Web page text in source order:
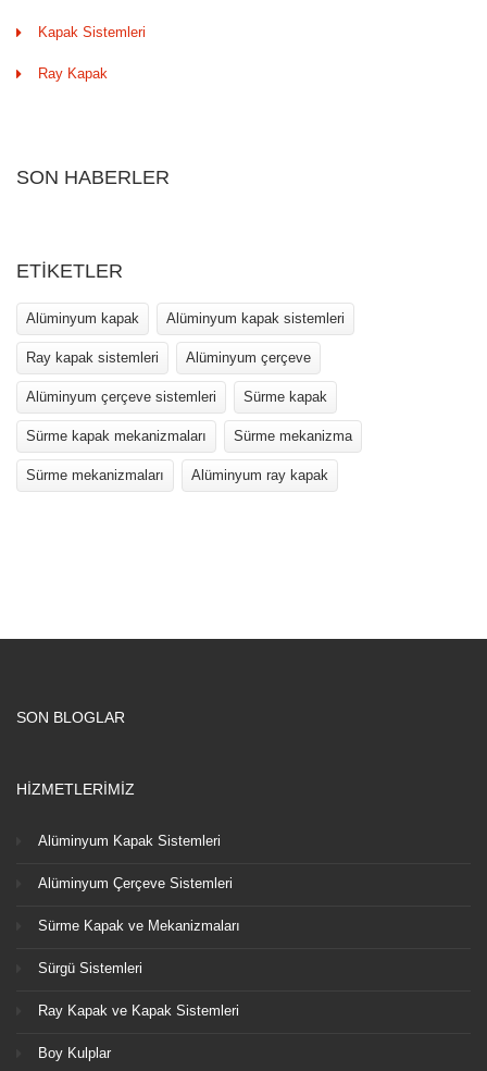
Kapak Sistemleri
Ray Kapak
SON HABERLER
ETİKETLER
Alüminyum kapak Alüminyum kapak sistemleri
Ray kapak sistemleri Alüminyum çerçeve
Alüminyum çerçeve sistemleri Sürme kapak
Sürme kapak mekanizmaları Sürme mekanizma
Sürme mekanizmaları Alüminyum ray kapak
SON BLOGLAR
HİZMETLERİMİZ
Alüminyum Kapak Sistemleri
Alüminyum Çerçeve Sistemleri
Sürme Kapak ve Mekanizmaları
Sürgü Sistemleri
Ray Kapak ve Kapak Sistemleri
Boy Kulplar